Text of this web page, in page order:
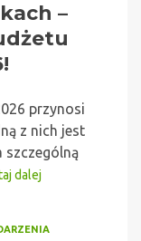
–
przynosi
z nich jest
szczególną
dalej